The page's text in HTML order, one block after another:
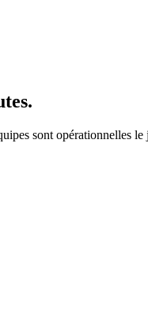
sont opérationnelles le